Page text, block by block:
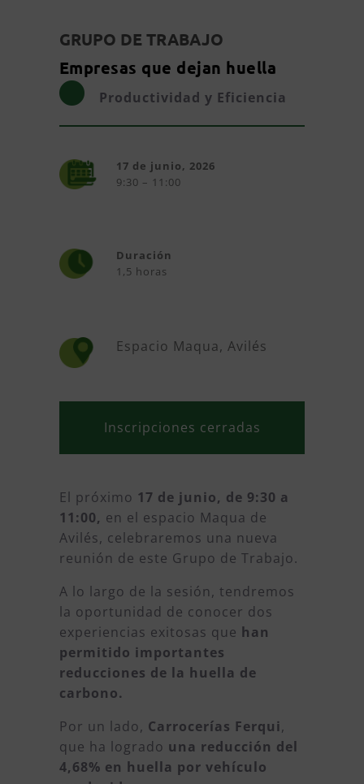
GRUPO DE TRABAJO
Empresas que dejan huella
Productividad y Eficiencia
17 de junio, 2026
9:30 – 11:00
Duración
1,5 horas
Espacio Maqua, Avilés
Inscripciones cerradas
El próximo 17 de junio, de 9:30 a
11:00, en el espacio Maqua de
Avilés, celebraremos una nueva
reunión de este Grupo de Trabajo.
A lo largo de la sesión, tendremos
la oportunidad de conocer dos
experiencias exitosas que han
permitido importantes
reducciones de la huella de
carbono.
Por un lado, Carrocerías Ferqui,
que ha logrado una reducción del
4,68% en huella por vehículo